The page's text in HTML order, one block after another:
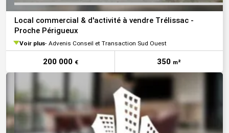
Local commercial & d'activité à vendre Trélissac -
Proche Périgueux
Voir plus Advenis Conseil et Transaction Sud Ouest
200 000 € 350 m²